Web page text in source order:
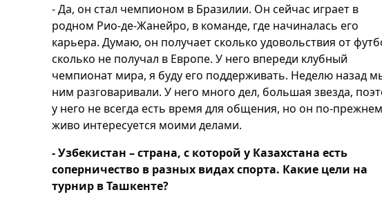
- Да, он стал чемпионом в Бразилии. Он сейчас играет в
родном Рио-де-Жанейро, в команде, где начиналась его
карьера. Думаю, он получает сколько удовольствия от
сколько не получал в Европе. У него впереди клубный
чемпионат мира, я буду его поддерживать. Неделю назад
ним разговаривали. У него много дел, большая звезда,
у него не всегда есть время для общения, но он по-
живо интересуется моими делами.
- Узбекистан – страна, с которой у Казахстана есть
соперничество в разных видах спорта. Какие цели на
турнир в Ташкенте?